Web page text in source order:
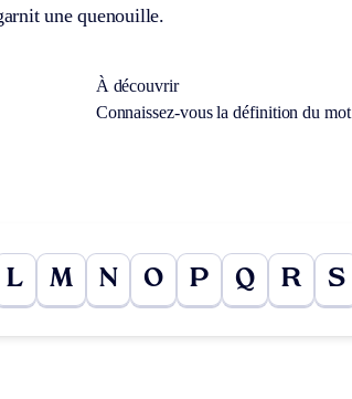
une quenouille.
À découvrir
Connaissez-vous la définition du mot
L M N O P Q R S